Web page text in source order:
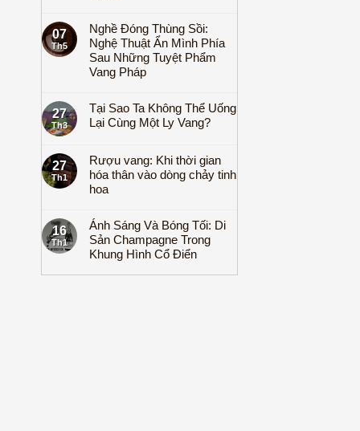
07
Th5
Nghề Đóng Thùng Sồi:
Nghệ Thuật Ẩn Mình Phía
Sau Những Tuyệt Phẩm
Vang Pháp
27
Th3
Tại Sao Ta Không Thể Uống
Lại Cùng Một Ly Vang?
27
Th1
Rượu vang: Khi thời gian
hóa thân vào dòng chảy tinh
hoa
16
Th1
Ánh Sáng Và Bóng Tối: Di
Sản Champagne Trong
Khung Hình Cổ Điển